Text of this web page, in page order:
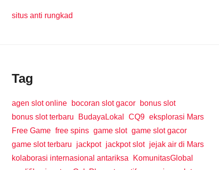
situs anti rungkad
Tag
agen slot online bocoran slot gacor
bonus slot
bonus slot terbaru
BudayaLokal CQ9 eksplorasi Mars
Free Game free spins game slot game slot gacor
game slot terbaru
jackpot jackpot slot jejak air di Mars
kolaborasi internasional antariksa
KomunitasGlobal